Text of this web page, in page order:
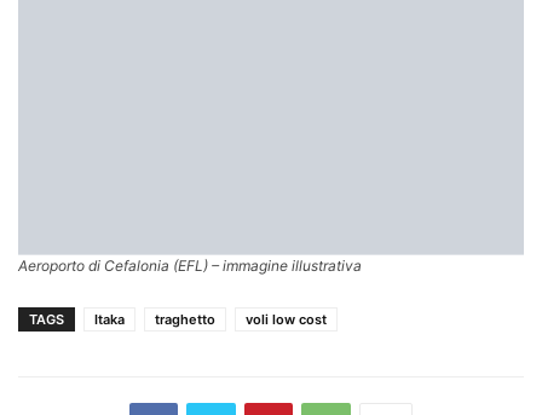
Aeroporto di Cefalonia (EFL) – immagine illustrativa
TAGS Itaka traghetto voli low cost